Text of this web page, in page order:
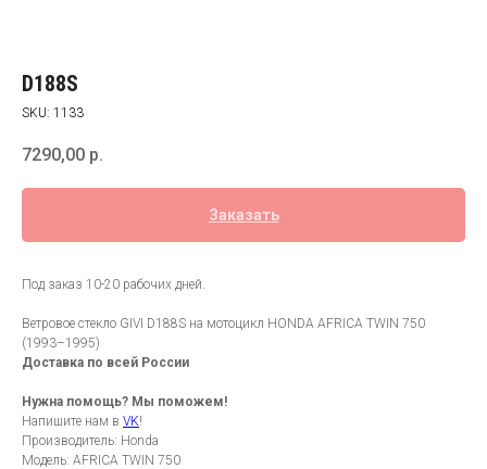
D188S
SKU: 1133
7290,00 р.
Заказать
Под заказ 10-20 рабочих дней.
Ветровое стекло GIVI D188S на мотоцикл HONDA AFRICA TWIN 750
(1993–1995)
Доставка по всей России
Нужна помощь? Мы поможем!
Напишите нам в VK!
Производитель: Honda
Модель: AFRICA TWIN 750